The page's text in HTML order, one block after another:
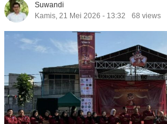
Suwandi
Kamis, 21 Mei 2026 - 13:32
68 views